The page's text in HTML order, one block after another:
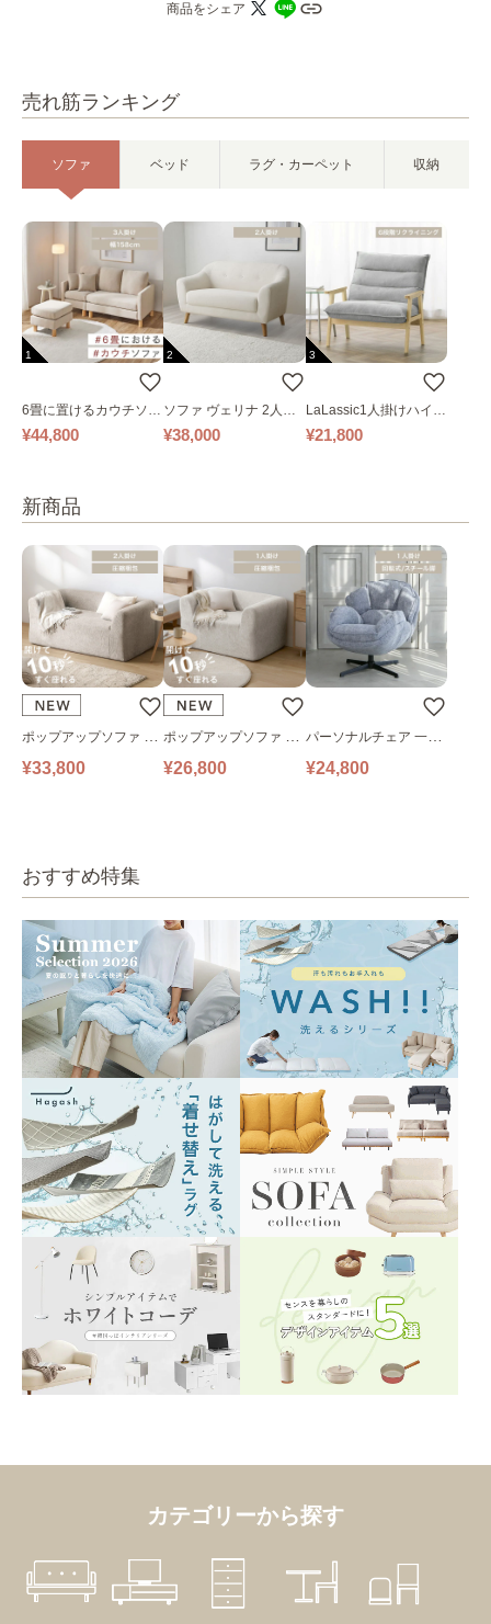
売れ筋ランキング
ソファ ベッド ラグ・カーペット 収納
1
6畳に置けるカウチソフ
ァ｜ベージュ
¥44,800
2
ソファ ヴェリナ 2人掛
け
¥38,000
3
LaLassic1人掛けハイバ
ックソファ ワイド
¥21,800
新商品
ポップアップソファ ソ
ファ フロアソファ 幅14
¥33,800
ポップアップソファ ソ
ファ フロアソファ 幅10
¥26,800
パーソナルチェア 一人
掛けソファ O’HANA ソ
¥24,800
おすすめ特集
商品をシェア
カテゴリーから探す